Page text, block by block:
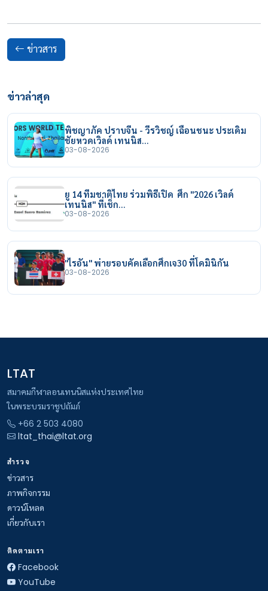
ข่าวสาร
ข่าวล่าสุด
พิชญาภัค ปราบจีน - วีรวิชญ์ เฉือนชนะ ประเดิม
ชัยหวดเวิลด์ เทนนิส…
03-08-2026
ยู 14 ทีมชาติไทย ร่วมพิธีเปิด ศึก "2026 เวิลด์
เทนนิส" ที่เช็ก…
03-08-2026
"ไรอัน" พ่ายรอบคัดเลือกศึกเจ30 ที่โดมินิกัน
03-08-2026
LTAT
สมาคมกีฬาลอนเทนนิสแห่งประเทศไทย
ในพระบรมราชูปถัมภ์
+66 2 503 4080
ltat_thai@ltat.org
สำรวจ
ข่าวสาร
ภาพกิจกรรม
ดาวน์โหลด
เกี่ยวกับเรา
ติดตามเรา
Facebook
YouTube